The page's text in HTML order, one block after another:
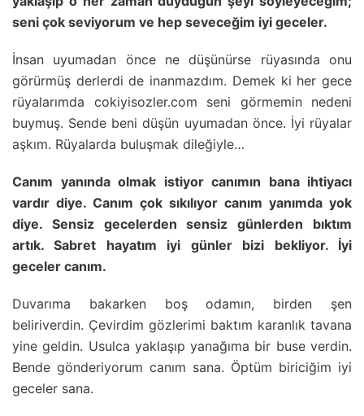
seni çok seviyorum ve hep seveceğim iyi geceler.
İnsan uyumadan önce ne düşünürse rüyasında onu
görürmüş derlerdi de inanmazdım. Demek ki her gece
rüyalarımda cokiyisozler.com seni görmemin nedeni
buymuş. Sende beni düşün uyumadan önce. İyi rüyalar
aşkım. Rüyalarda buluşmak dileğiyle…
Canım yanında olmak istiyor canımın bana ihtiyacı
vardır diye. Canım çok sıkılıyor canım yanımda yok
diye. Sensiz gecelerden sensiz günlerden bıktım
artık. Sabret hayatım iyi günler bizi bekliyor. İyi
geceler canım.
Duvarıma bakarken boş odamın, birden şen
beliriverdin. Çevirdim gözlerimi baktım karanlık tavana
yine geldin. Usulca yaklaşıp yanağıma bir buse verdin.
Bende gönderiyorum canım sana. Öptüm biriciğim iyi
geceler sana.